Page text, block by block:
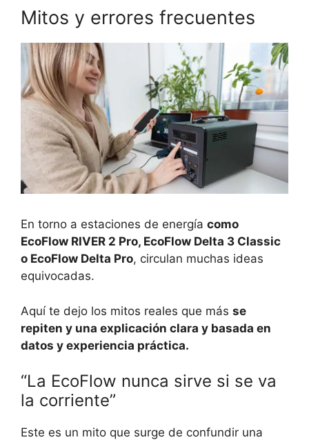
Mitos y errores frecuentes
En torno a estaciones de energía como
EcoFlow RIVER 2 Pro, EcoFlow Delta 3 Classic
o EcoFlow Delta Pro, circulan muchas ideas
equivocadas.
Aquí te dejo los mitos reales que más se
repiten y una explicación clara y basada en
datos y experiencia práctica.
“La EcoFlow nunca sirve si se va
la corriente”
Este es un mito que surge de confundir una